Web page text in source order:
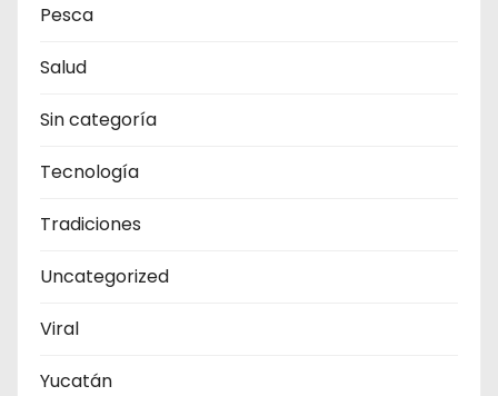
Pesca
Salud
Sin categoría
Tecnología
Tradiciones
Uncategorized
Viral
Yucatán